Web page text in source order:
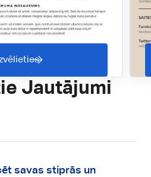
Jautājumi
savas stiprās un